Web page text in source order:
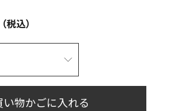
税込）
い物かごに入れる